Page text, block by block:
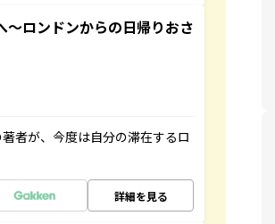
ロンドンからの日帰りおさ
者が、今度は自分の滞在するロ
詳細を見る